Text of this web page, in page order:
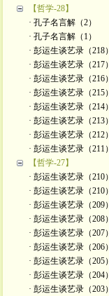
【哲学-28】
· 孔子名言解（2）
· 孔子名言解（1）
· 彭运生谈艺录（218）
· 彭运生谈艺录（217）
· 彭运生谈艺录（216）
· 彭运生谈艺录（215）
· 彭运生谈艺录（214）
· 彭运生谈艺录（213）
· 彭运生谈艺录（212）
· 彭运生谈艺录（211）
【哲学-27】
· 彭运生谈艺录（210）
· 彭运生谈艺录（210）
· 彭运生谈艺录（209）
· 彭运生谈艺录（208）
· 彭运生谈艺录（207）
· 彭运生谈艺录（206）
· 彭运生谈艺录（205）
· 彭运生谈艺录（204）
· 彭运生谈艺录（203）